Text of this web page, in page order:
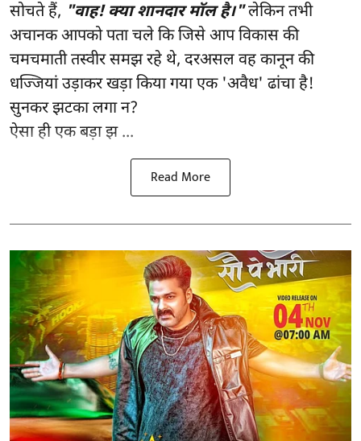
सोचते हैं, "वाह! क्या शानदार मॉल है।"लेकिन तभी
अचानक आपको पता चले कि जिसे आप विकास की
चमचमाती तस्वीर समझ रहे थे, दरअसल वह कानून की
धज्जियां उड़ाकर खड़ा किया गया एक 'अवैध' ढांचा है!
सुनकर झटका लगा न?
ऐसा ही एक बड़ा झ ...
Read More